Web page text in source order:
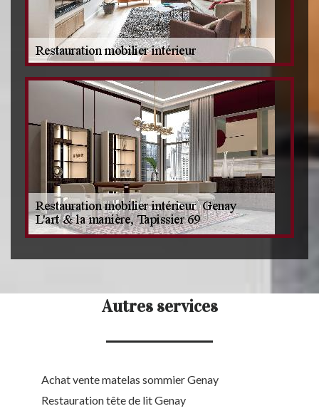
Autres services
Achat vente matelas sommier Genay
Restauration tête de lit Genay